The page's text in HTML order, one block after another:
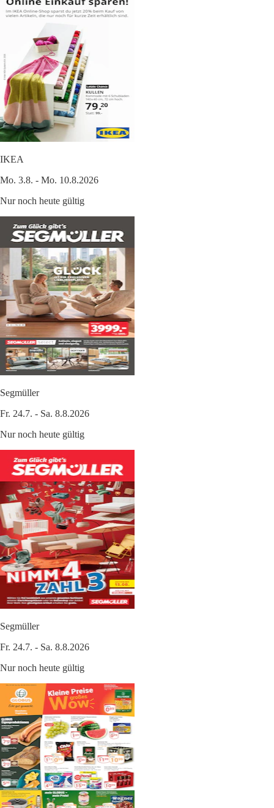
IKEA
Mo. 3.8. - Mo. 10.8.2026
Nur noch heute gültig
Segmüller
Fr. 24.7. - Sa. 8.8.2026
Nur noch heute gültig
Segmüller
Fr. 24.7. - Sa. 8.8.2026
Nur noch heute gültig